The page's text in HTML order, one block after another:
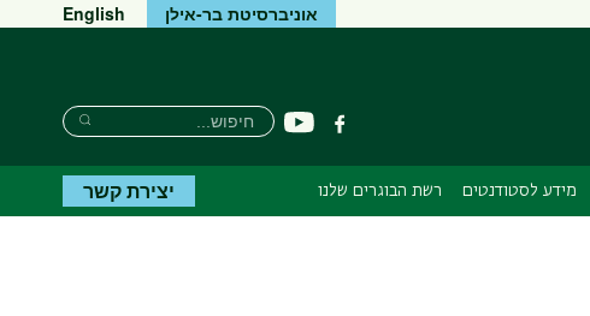
אוניברסיטת בר-אילן English
פייסבוקיוטיוב
חיפוש
חיפוש
חיפוש
מידע לסטודנטים רשת הבוגרים שלנו יצירת קשר